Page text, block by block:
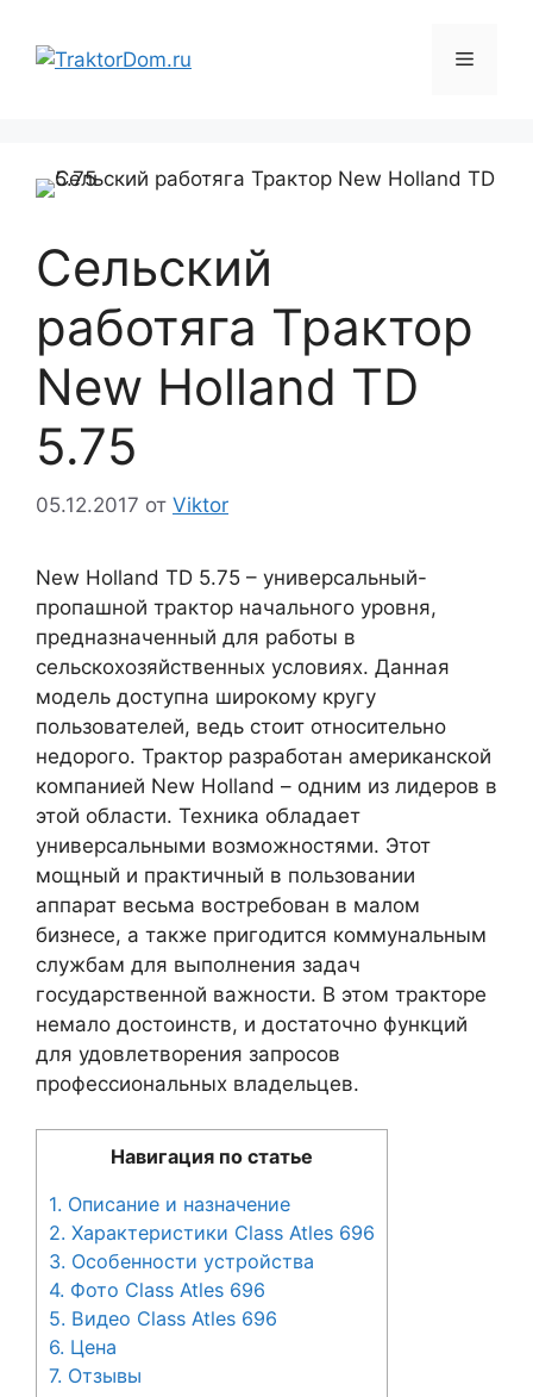
содержимому
Меню
Сельский
работяга Трактор
New Holland TD
5.75
05.12.2017 от Viktor
New Holland TD 5.75 – универсальный-
пропашной трактор начального уровня,
предназначенный для работы в
сельскохозяйственных условиях. Данная
модель доступна широкому кругу
пользователей, ведь стоит относительно
недорого. Трактор разработан американской
компанией New Holland – одним из лидеров в
этой области. Техника обладает
универсальными возможностями. Этот
мощный и практичный в пользовании
аппарат весьма востребован в малом
бизнесе, а также пригодится коммунальным
службам для выполнения задач
государственной важности. В этом тракторе
немало достоинств, и достаточно функций
для удовлетворения запросов
профессиональных владельцев.
Навигация по статье
1. Описание и назначение
2. Характеристики Class Atles 696
3. Особенности устройства
4. Фото Class Atles 696
5. Видео Class Atles 696
6. Цена
7. Отзывы